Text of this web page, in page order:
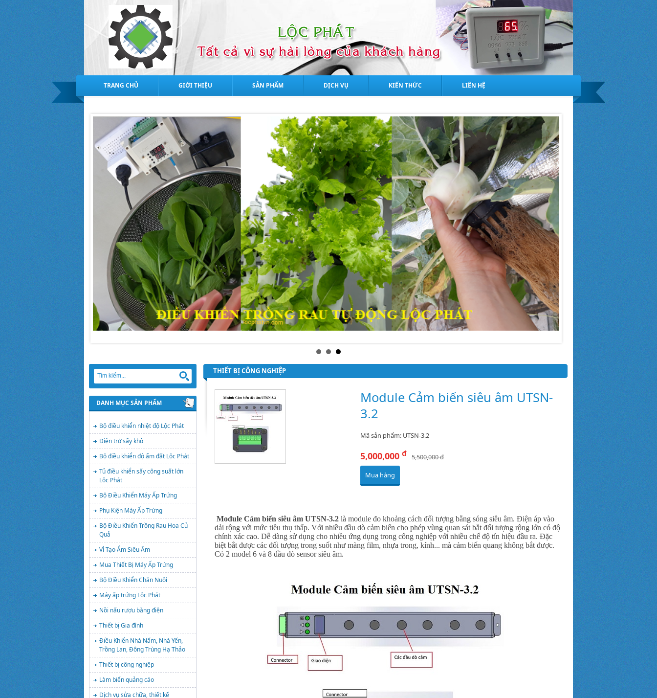
TRANG CHỦ GIỚI THIỆU SẢN PHẨM DỊCH VỤ KIẾN THỨC LIÊN HỆ
THIẾT BỊ CÔNG NGHIỆP
Module Cảm biến siêu âm UTSN-
3.2
Mã sản phẩm: UTSN-3.2
5,000,000đ 5,500,000 đ
Mua hàng
Module Cảm biến siêu âm UTSN-3.2 là module đo khoảng cách đối tượng bằng sóng siêu âm. Điện áp vào
dải rộng với mức tiêu thụ thấp. Với nhiều đầu dò cảm biến cho phép vùng quan sát bắt đối tượng rộng lớn có độ
chính xác cao. Dễ dàng sử dụng cho nhiều ứng dụng trong công nghiệp với nhiều chế độ tín hiệu đầu ra. Đặc
biệt bắt được các đối tượng trong suốt như màng film, nhựa trong, kính... mà cảm biến quang không bắt được.
Có 2 model 6 và 8 đầu dò sensor siêu âm.
DANH MỤC SẢN PHẨM
Bộ điều khiển nhiệt độ Lộc Phát
Điện trở sấy khô
Bộ điều khiển độ ẩm đất Lộc Phát
Tủ điều khiển sấy công suất lớn
Lộc Phát
Bộ Điều Khiển Máy Ấp Trứng
Phụ Kiện Máy Ấp Trứng
Bộ Điều Khiển Trồng Rau Hoa Củ
Quả
Vỉ Tạo Ẩm Siêu Âm
Mua Thiết Bị Máy Ấp Trứng
Bộ Điều Khiển Chăn Nuôi
Máy ấp trứng Lộc Phát
Nồi nấu rượu bằng điện
Thiết bị Gia đình
Điều Khiển Nhà Nấm, Nhà Yến,
Trồng Lan, Đông Trùng Hạ Thảo
Thiết bị công nghiệp
Làm biển quảng cáo
Dịch vụ sửa chữa, thiết kế